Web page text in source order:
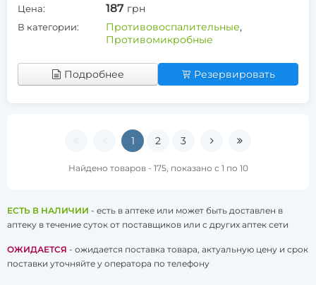
Цена: 187 грн
В категории: Противовоспалительные,
Противомикробные
Подробнее Резервировать
1 2 3
Найдено товаров - 175, показано с 1 по 10
ЕСТЬ В НАЛИЧИИ - есть в аптеке или может быть доставлен в
аптеку в течение суток от поставщиков или с других аптек сети
ОЖИДАЕТСЯ - ожидается поставка товара, актуальную цену и срок
поставки уточняйте у оператора по телефону